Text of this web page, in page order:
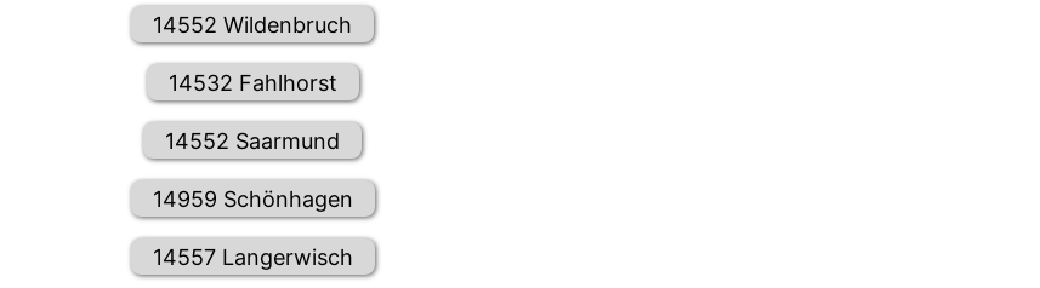
14552 Wildenbruch
14532 Fahlhorst
14552 Saarmund
14959 Schönhagen
14557 Langerwisch